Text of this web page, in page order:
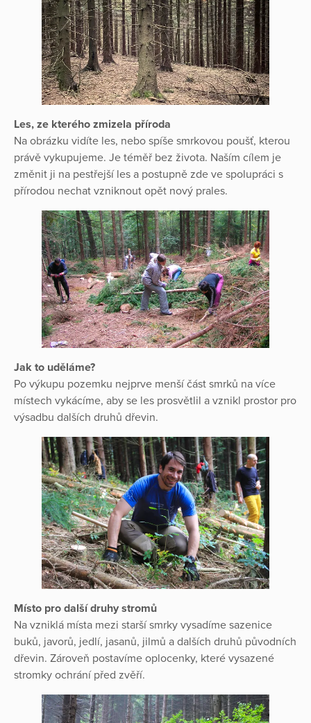
Les, ze kterého zmizela příroda
Na obrázku vidíte les, nebo spíše smrkovou poušť, kterou
právě vykupujeme. Je téměř bez života. Naším cílem je
změnit ji na pestřejší les a postupně zde ve spolupráci s
přírodou nechat vzniknout opět nový prales.
Jak to uděláme?
Po výkupu pozemku nejprve menší část smrků na více
místech vykácíme, aby se les prosvětlil a vznikl prostor pro
výsadbu dalších druhů dřevin.
Místo pro další druhy stromů
Na vzniklá místa mezi starší smrky vysadíme sazenice
buků, javorů, jedlí, jasanů, jilmů a dalších druhů původních
dřevin. Zároveň postavíme oplocenky, které vysazené
stromky ochrání před zvěří.